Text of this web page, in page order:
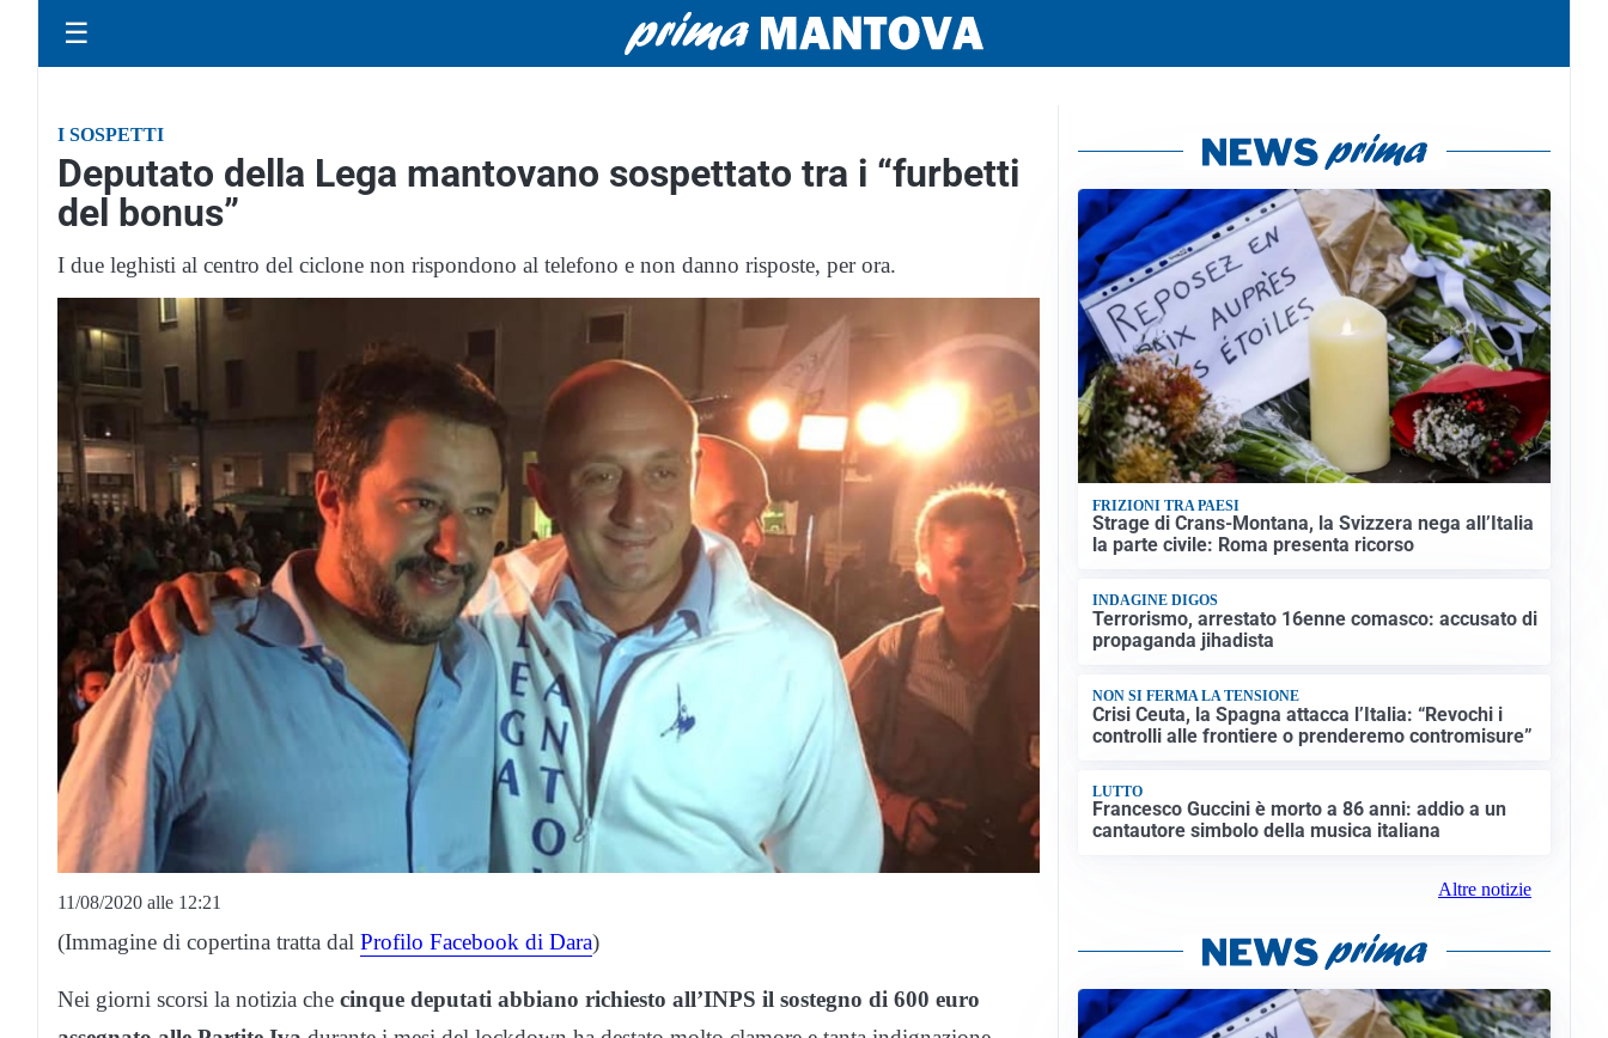
☰
I SOSPETTI
Deputato della Lega mantovano sospettato tra i “furbetti
del bonus”
I due leghisti al centro del ciclone non rispondono al telefono e non danno risposte, per ora.
11/08/2020 alle 12:21
(Immagine di copertina tratta dal Profilo Facebook di Dara)
Nei giorni scorsi la notizia che cinque deputati abbiano richiesto all’INPS il sostegno di 600 euro
FRIZIONI TRA PAESI
Strage di Crans-Montana, la Svizzera nega all’Italia
la parte civile: Roma presenta ricorso
INDAGINE DIGOS
Terrorismo, arrestato 16enne comasco: accusato di
propaganda jihadista
NON SI FERMA LA TENSIONE
Crisi Ceuta, la Spagna attacca l’Italia: “Revochi i
controlli alle frontiere o prenderemo contromisure”
LUTTO
Francesco Guccini è morto a 86 anni: addio a un
cantautore simbolo della musica italiana
Altre notizie